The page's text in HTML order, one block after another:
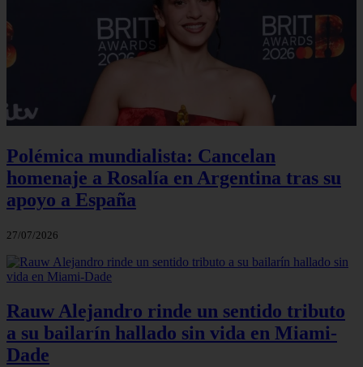
Polémica mundialista: Cancelan
homenaje a Rosalía en Argentina tras su
apoyo a España
27/07/2026
Rauw Alejandro rinde un sentido tributo
a su bailarín hallado sin vida en Miami-
Dade